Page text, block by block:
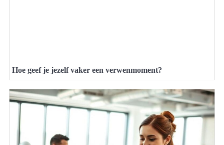
Hoe geef je jezelf vaker een verwenmoment?